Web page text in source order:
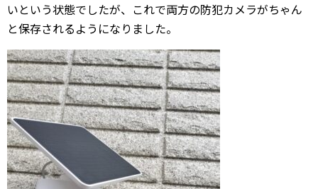
いという状態でしたが、これで両方の防犯カメラがちゃん
と保存されるようになりました。